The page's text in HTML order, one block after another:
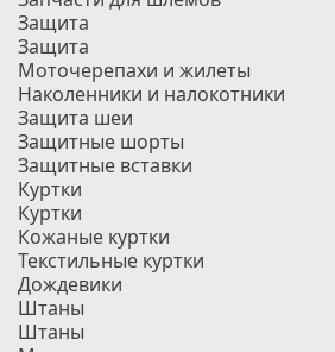
Защита
Защита
Моточерепахи и жилеты
Наколенники и налокотники
Защита шеи
Защитные шорты
Защитные вставки
Куртки
Куртки
Кожаные куртки
Текстильные куртки
Дождевики
Штаны
Штаны